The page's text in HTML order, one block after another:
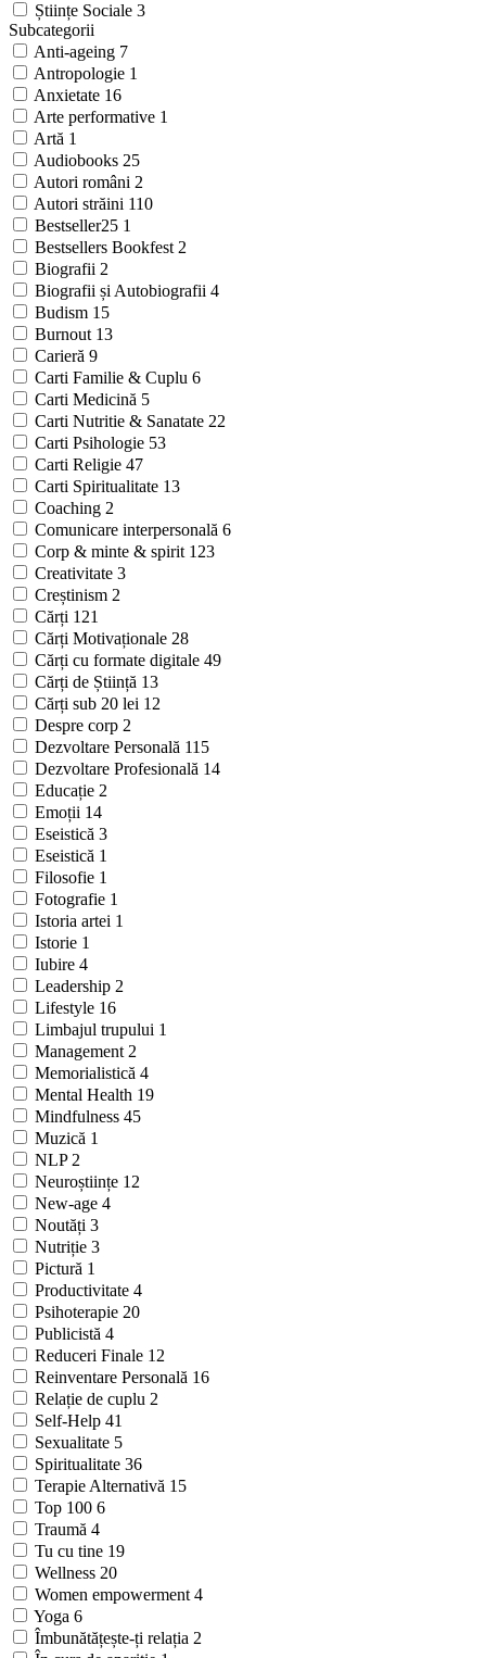
Științe Sociale 3
Subcategorii
Anti-ageing 7
Antropologie 1
Anxietate 16
Arte performative 1
Artă 1
Audiobooks 25
Autori români 2
Autori străini 110
Bestseller25 1
Bestsellers Bookfest 2
Biografii 2
Biografii și Autobiografii 4
Budism 15
Burnout 13
Carieră 9
Carti Familie & Cuplu 6
Carti Medicină 5
Carti Nutritie & Sanatate 22
Carti Psihologie 53
Carti Religie 47
Carti Spiritualitate 13
Coaching 2
Comunicare interpersonală 6
Corp & minte & spirit 123
Creativitate 3
Creștinism 2
Cărți 121
Cărți Motivaționale 28
Cărți cu formate digitale 49
Cărți de Știință 13
Cărți sub 20 lei 12
Despre corp 2
Dezvoltare Personală 115
Dezvoltare Profesională 14
Educație 2
Emoții 14
Eseistică 3
Eseistică 1
Filosofie 1
Fotografie 1
Istoria artei 1
Istorie 1
Iubire 4
Leadership 2
Lifestyle 16
Limbajul trupului 1
Management 2
Memorialistică 4
Mental Health 19
Mindfulness 45
Muzică 1
NLP 2
Neuroștiințe 12
New-age 4
Noutăți 3
Nutriție 3
Pictură 1
Productivitate 4
Psihoterapie 20
Publicistă 4
Reduceri Finale 12
Reinventare Personală 16
Relație de cuplu 2
Self-Help 41
Sexualitate 5
Spiritualitate 36
Terapie Alternativă 15
Top 100 6
Traumă 4
Tu cu tine 19
Wellness 20
Women empowerment 4
Yoga 6
Îmbunătățește-ți relația 2